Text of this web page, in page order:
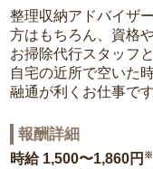
整理収納アドバイザ
方はもちろん、資格
お掃除代行スタッフ
自宅の近所で空いた
融通が利くお仕事です
報酬詳細
時給 1,500〜1,860円 ※